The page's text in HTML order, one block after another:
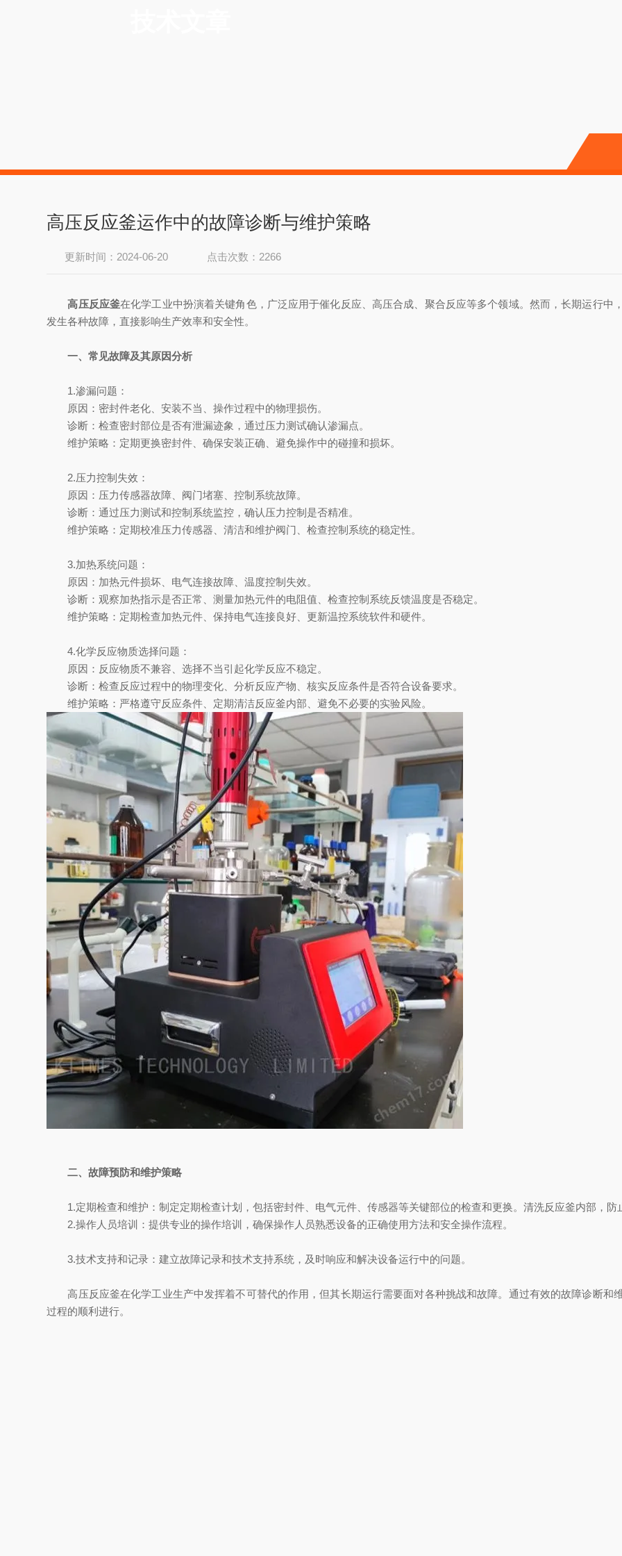
高压反应釜运作中的故障诊断与维护策略
更新时间：2024-06-20 点击次数：2266
高压反应釜在化学工业中扮演着关键角色，广泛应用于催化反应、高压合成、聚合反应等多个领域。然而，长期运行中
发生各种故障，直接影响生产效率和安全性。
一、常见故障及其原因分析
1.渗漏问题：
原因：密封件老化、安装不当、操作过程中的物理损伤。
诊断：检查密封部位是否有泄漏迹象，通过压力测试确认渗漏点。
维护策略：定期更换密封件、确保安装正确、避免操作中的碰撞和损坏。
2.压力控制失效：
原因：压力传感器故障、阀门堵塞、控制系统故障。
诊断：通过压力测试和控制系统监控，确认压力控制是否精准。
维护策略：定期校准压力传感器、清洁和维护阀门、检查控制系统的稳定性。
3.加热系统问题：
原因：加热元件损坏、电气连接故障、温度控制失效。
诊断：观察加热指示是否正常、测量加热元件的电阻值、检查控制系统反馈温度是否稳定。
维护策略：定期检查加热元件、保持电气连接良好、更新温控系统软件和硬件。
4.化学反应物质选择问题：
原因：反应物质不兼容、选择不当引起化学反应不稳定。
诊断：检查反应过程中的物理变化、分析反应产物、核实反应条件是否符合设备要求。
维护策略：严格遵守反应条件、定期清洁反应釜内部、避免不必要的实验风险。
二、故障预防和维护策略
1.定期检查和维护：制定定期检查计划，包括密封件、电气元件、传感器等关键部位的检查和更换。清洗反应釜内部，防
2.操作人员培训：提供专业的操作培训，确保操作人员熟悉设备的正确使用方法和安全操作流程。
3.技术支持和记录：建立故障记录和技术支持系统，及时响应和解决设备运行中的问题。
高压反应釜在化学工业生产中发挥着不可替代的作用，但其长期运行需要面对各种挑战和故障。通过有效的故障诊断和
过程的顺利进行。